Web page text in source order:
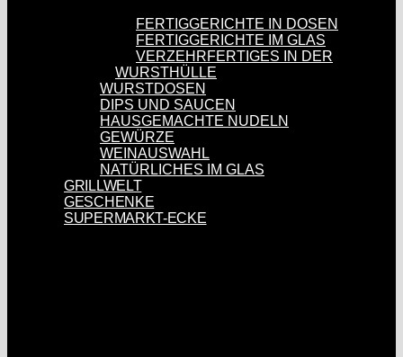
FERTIGGERICHTE IN DOSEN
FERTIGGERICHTE IM GLAS
VERZEHRFERTIGES IN DER
WURSTHÜLLE
WURSTDOSEN
DIPS UND SAUCEN
HAUSGEMACHTE NUDELN
GEWÜRZE
WEINAUSWAHL
NATÜRLICHES IM GLAS
GRILLWELT
GESCHENKE
SUPERMARKT-ECKE